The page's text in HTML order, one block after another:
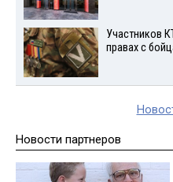
Участников
правах с
Новости партнеров